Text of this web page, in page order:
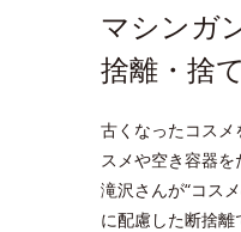
マシンガ
捨離・捨
古くなったコス
スメや空き容器
滝沢さんが“コス
に配慮した断捨離